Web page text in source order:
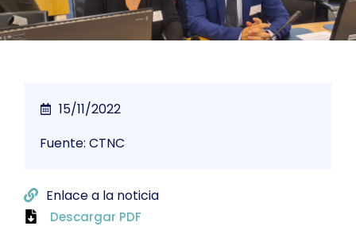
15/11/2022
Fuente: CTNC
Enlace a la noticia
Descargar PDF